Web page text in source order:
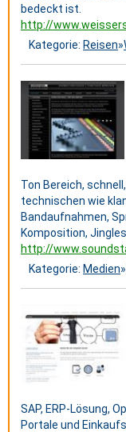
bedeckt ist.
http://
Kategorie: Reisen»
Ton Bereich,
technischen wie
Bandaufnahmen,
Komposition,
http://
Kategorie: Medien»
SAP, ERP-Lösung,
Portale und